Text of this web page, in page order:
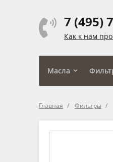
7 (495)
Как к нам
Масла
Главная Фильтры